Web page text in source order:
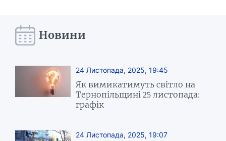
Новини
24 Листопада, 2025, 19:45
Як вимикатимуть світло на
Тернопільщині 25 листопада:
графік
24 Листопада, 2025, 19:07